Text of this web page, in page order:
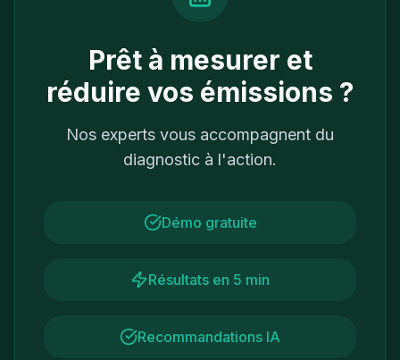
Prêt à mesurer et
réduire vos émissions ?
Nos experts vous accompagnent du
diagnostic à l'action.
Démo gratuite
Résultats en 5 min
Recommandations IA